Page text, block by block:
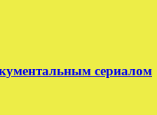
сериалом